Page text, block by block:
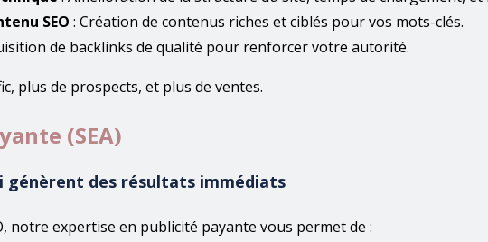
SEO : Création de contenus riches et ciblés pour vos mots-clés.
de backlinks de qualité pour renforcer votre autorité.
plus de prospects, et plus de ventes.
(SEA)
génèrent des résultats immédiats
notre expertise en publicité payante vous permet de :